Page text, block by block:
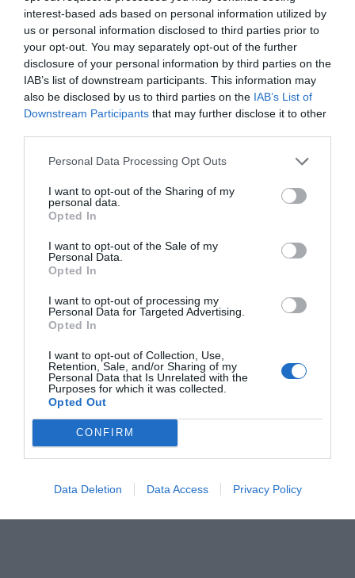
interest-based ads based on personal information utilized by
us or personal information disclosed to third parties prior to
your opt-out. You may separately opt-out of the further
disclosure of your personal information by third parties on the
IAB’s list of downstream participants. This information may
also be disclosed by us to third parties on the IAB’s List of
Downstream Participants that may further disclose it to other
Personal Data Processing Opt Outs
I want to opt-out of the Sharing of my
personal data.
Opted In
I want to opt-out of the Sale of my
Personal Data.
Opted In
I want to opt-out of processing my
Personal Data for Targeted Advertising.
Opted In
I want to opt-out of Collection, Use,
Retention, Sale, and/or Sharing of my
Personal Data that Is Unrelated with the
Purposes for which it was collected.
Opted Out
CONFIRM
Data Deletion Data Access Privacy Policy